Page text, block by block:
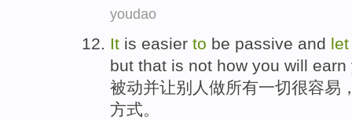
youdao
It is easier to be passive and let
but that is not how you will
被动并让别人 做所有一切很容易
方式。